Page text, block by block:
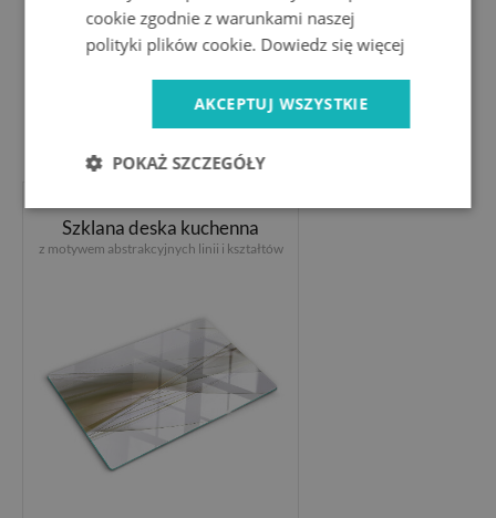
Szklana deska kuchenna
z motywem abstrakcyjnych linii i kształtów
cookie zgodnie z warunkami naszej
polityki plików cookie. Dowiedz się więcej
AKCEPTUJ WSZYSTKIE
POKAŻ SZCZEGÓŁY